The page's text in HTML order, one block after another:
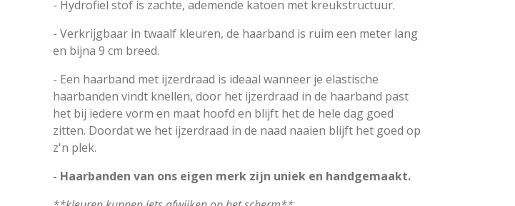
- Hydrofiel stof is zachte, ademende katoen met kreukstructuur.
- Verkrijgbaar in twaalf kleuren, de haarband is ruim een meter lang
en bijna 9 cm breed.
- Een haarband met ijzerdraad is ideaal wanneer je elastische
haarbanden vindt knellen, door het ijzerdraad in de haarband past
het bij iedere vorm en maat hoofd en blijft het de hele dag goed
zitten. Doordat we het ijzerdraad in de naad naaien blijft het goed op
z'n plek.
- Haarbanden van ons eigen merk zijn uniek en handgemaakt.